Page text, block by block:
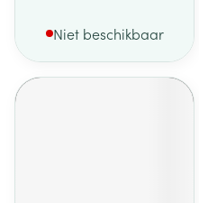
Niet beschikbaar